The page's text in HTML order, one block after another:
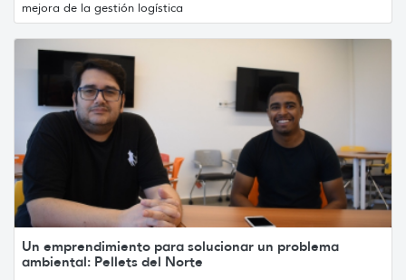
mejora de la gestión logística
Un emprendimiento para solucionar un problema
ambiental: Pellets del Norte